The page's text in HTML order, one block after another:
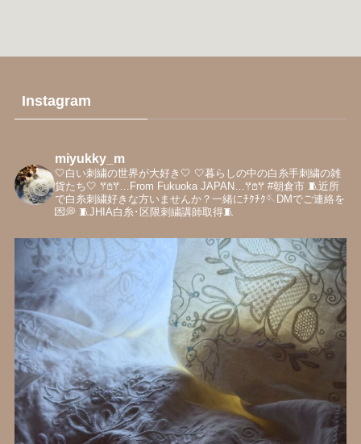
Instagram
miyukky_m
🤍白い刺繍の世界が大好き‎🤍 ‎🤍暮らしの中の白糸手刺繍の雑
貨たち‎🤍 𖦥𖤘𖦥…From Fukuoka JAPAN…𖦥𖤘𖦥#朝倉市🧵近所
で白糸刺繍好きな方いませんか？一緒にﾁｸﾁｸ🪡DMでご連絡を
💌💭 🧵JHIA白糸･区限刺繍講師取得🧵